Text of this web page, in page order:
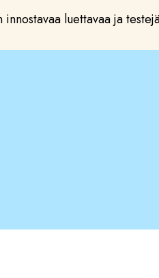
luettavaa ja